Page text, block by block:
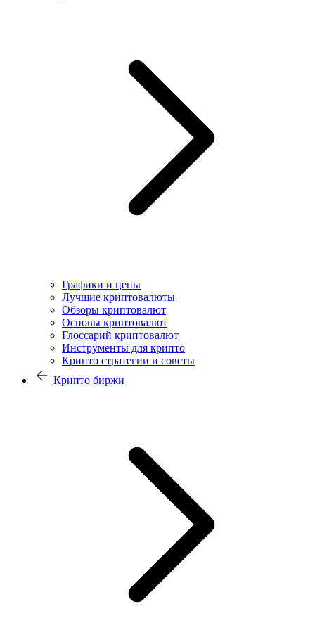
Графики и цены
Лучшие криптовалюты
Обзоры криптовалют
Основы криптовалют
Глоссарий криптовалют
Инструменты для крипто
Крипто стратегии и советы
Крипто биржи